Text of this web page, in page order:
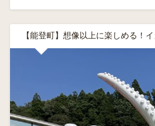
【能登町】想像以上に楽しめる！